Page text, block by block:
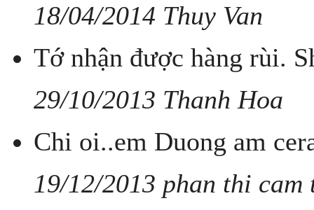
18/04/2014 Thuy Van
Tớ nhận được hàng rùi.
29/10/2013 Thanh Hoa
Chi oi..em Duong am
19/12/2013 phan thi cam